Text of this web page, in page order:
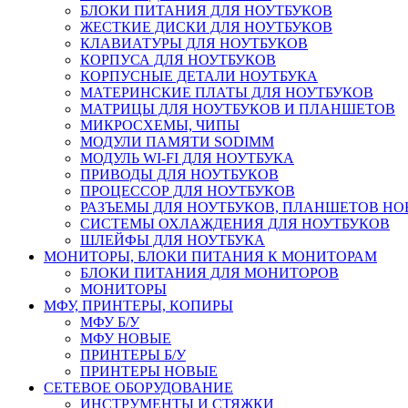
БЛОКИ ПИТАНИЯ ДЛЯ НОУТБУКОВ
ЖЕСТКИЕ ДИСКИ ДЛЯ НОУТБУКОВ
КЛАВИАТУРЫ ДЛЯ НОУТБУКОВ
КОРПУСА ДЛЯ НОУТБУКОВ
КОРПУСНЫЕ ДЕТАЛИ НОУТБУКА
МАТЕРИНСКИЕ ПЛАТЫ ДЛЯ НОУТБУКОВ
МАТРИЦЫ ДЛЯ НОУТБУКОВ И ПЛАНШЕТОВ
МИКРОСХЕМЫ, ЧИПЫ
МОДУЛИ ПАМЯТИ SODIMM
МОДУЛЬ WI-FI ДЛЯ НОУТБУКА
ПРИВОДЫ ДЛЯ НОУТБУКОВ
ПРОЦЕССОР ДЛЯ НОУТБУКОВ
РАЗЪЕМЫ ДЛЯ НОУТБУКОВ, ПЛАНШЕТОВ
СИСТЕМЫ ОХЛАЖДЕНИЯ ДЛЯ НОУТБУКОВ
ШЛЕЙФЫ ДЛЯ НОУТБУКА
МОНИТОРЫ, БЛОКИ ПИТАНИЯ К МОНИТОРАМ
БЛОКИ ПИТАНИЯ ДЛЯ МОНИТОРОВ
МОНИТОРЫ
МФУ, ПРИНТЕРЫ, КОПИРЫ
МФУ Б/У
МФУ НОВЫЕ
ПРИНТЕРЫ Б/У
ПРИНТЕРЫ НОВЫЕ
СЕТЕВОЕ ОБОРУДОВАНИЕ
ИНСТРУМЕНТЫ И СТЯЖКИ